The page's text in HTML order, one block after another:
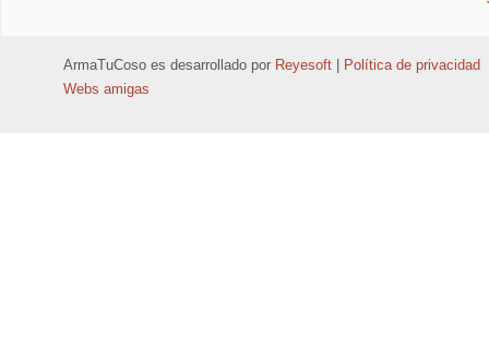
ArmaTuCoso es desarrollado por Reyesoft
Política de privacidad
Webs amigas